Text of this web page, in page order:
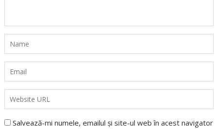
Salvează-mi numele, emailul și site-ul web în acest navigator